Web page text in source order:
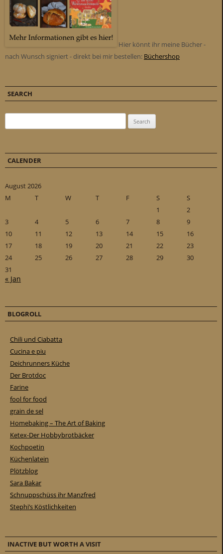
Hier könnt ihr meine Bücher -
nach Wunsch signiert - direkt bei mir bestellen: Büchershop
SEARCH
CALENDER
August 2026
M
T W T F S
S
1
2
3
4 5 6 7 8
9
10
11 12 13 14 15
16
17
18 19 20 21 22
23
24
25 26 27 28 29
30
31
« Jan
BLOGROLL
Chili und Ciabatta
Cucina e piu
Deichrunners Küche
Der Brotdoc
Farine
fool for food
grain de sel
Homebaking – The Art of Baking
Ketex-Der Hobbybrotbäcker
Kochpoetin
Küchenlatein
Plötzblog
Sara Bakar
Schnuppschüss ihr Manzfred
Stephi’s Köstlichkeiten
INACTIVE BUT WORTH A VISIT